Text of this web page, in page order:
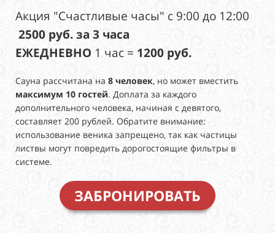
Акция "Счастливые часы" с 9:00 до 12:00
2500 руб. за 3 часа
ЕЖЕДНЕВНО 1 час = 1200 руб.
Сауна рассчитана на 8 человек, но может вместить
максимум 10 гостей. Доплата за каждого
дополнительного человека, начиная с девятого,
составляет 200 рублей. Обратите внимание:
использование веника запрещено, так как частицы
листвы могут повредить дорогостоящие фильтры в
системе.
ЗАБРОНИРОВАТЬ